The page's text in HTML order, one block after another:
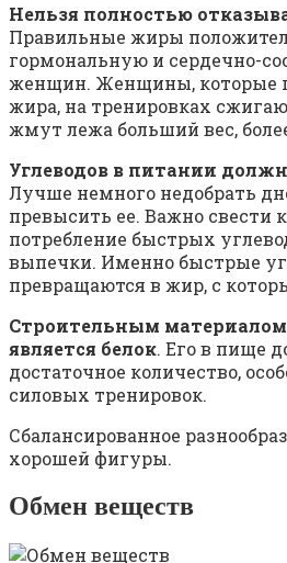
Нельзя полностью
Правильные жиры
гормональную и сердечно-
женщин. Женщины, которые
жира, на тренировках
жмут лежа больший вес,
Углеводов в питании
Лучше немного недобрать
превысить ее. Важно
потребление быстрых
выпечки. Именно быстрые
превращаются в жир, с
Строительным
является белок. Его в пище
достаточное количество,
силовых тренировок.
Сбалансированное
хорошей фигуры.
Обмен веществ